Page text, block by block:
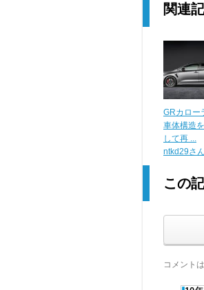
関連
GRカロー
車体構造
して再 ...
ntkd29さん
この
コメント